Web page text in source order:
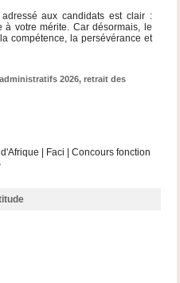
aux candidats est clair :
à votre mérite. Car désormais, le
compétence, la persévérance et
2026, retrait des
| Faci | Concours fonction